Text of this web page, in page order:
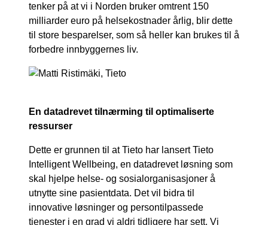
tenker på at vi i Norden bruker omtrent 150
milliarder euro på helsekostnader årlig, blir dette
til store besparelser, som så heller kan brukes til å
forbedre innbyggernes liv.
En datadrevet tilnærming til optimaliserte
ressurser
Dette er grunnen til at Tieto har lansert Tieto
Intelligent Wellbeing, en datadrevet løsning som
skal hjelpe helse- og sosialorganisasjoner å
utnytte sine pasientdata. Det vil bidra til
innovative løsninger og persontilpassede
tjenester i en grad vi aldri tidligere har sett. Vi